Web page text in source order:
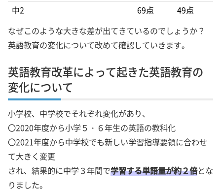
中2
69点
49点
なぜこのような大きな差が出てきているのでしょうか？
英語教育の変化について改めて確認していきます。
英語教育改革によって起きた英語教育の
変化について
小学校、中学校でそれぞれ変化があり、
〇2020年度から小学５・６年生の英語の教科化
〇2021年度から中学校でも新しい学習指導要領に合わせ
て大きく変更
され、結果的に中学３年間で学習する単語量が約２倍とな
りました。